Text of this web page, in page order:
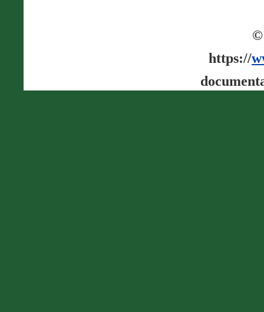
©
https://